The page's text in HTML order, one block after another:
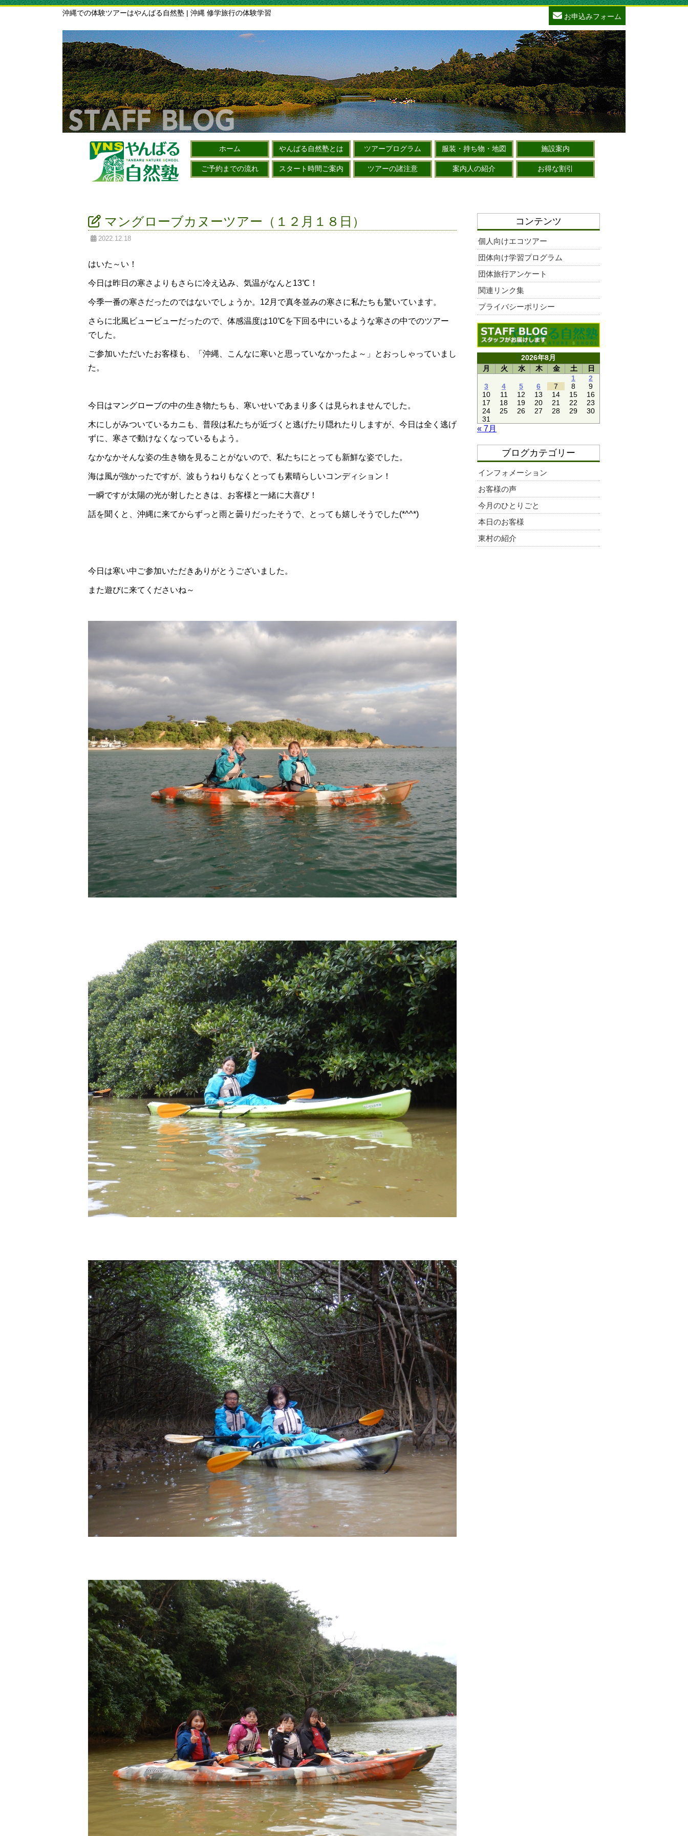
沖縄での体験ツアーはやんばる自然塾 | 沖縄 修学旅行の体験学習 お申込みフォーム
ホーム やんばる自然塾とは ツアープログラム 服装・持ち物・地図 施設案内
ご予約までの流れ スタート時間ご案内 ツアーの諸注意 案内人の紹介 お得な割引
マングローブカヌーツアー（１２月１８日）
2022.12.18
はいた～い！
今日は昨日の寒さよりもさらに冷え込み、気温がなんと13℃！
今季一番の寒さだったのではないでしょうか。12月で真冬並みの寒さに私たちも驚いています。
さらに北風ビュービューだったので、体感温度は10℃を下回る中にいるような寒さの中でのツアー
でした。
ご参加いただいたお客様も、「沖縄、こんなに寒いと思っていなかったよ～」とおっしゃっていまし
た。
今日はマングローブの中の生き物たちも、寒いせいであまり多くは見られませんでした。
木にしがみついているカニも、普段は私たちが近づくと逃げたり隠れたりしますが、今日は全く逃げ
ずに、寒さで動けなくなっているもよう。
なかなかそんな姿の生き物を見ることがないので、私たちにとっても新鮮な姿でした。
海は風が強かったですが、波もうねりもなくとっても素晴らしいコンディション！
一瞬ですが太陽の光が射したときは、お客様と一緒に大喜び！
話を聞くと、沖縄に来てからずっと雨と曇りだったそうで、とっても嬉しそうでした(*^^*)
今日は寒い中ご参加いただきありがとうございました。
また遊びに来てくださいね～
コンテンツ
個人向けエコツアー
団体向け学習プログラム
団体旅行アンケート
関連リンク集
プライバシーポリシー
2026年8月
月
火 水 木 金 土
日
1
2
3
4 5 6 7 8
9
10
11 12 13 14 15
16
17
18 19 20 21 22
23
24
25 26 27 28 29
30
31
« 7月
ブログカテゴリー
インフォメーション
お客様の声
今月のひとりごと
本日のお客様
東村の紹介